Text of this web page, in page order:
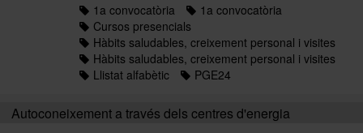
1a convocatòria
1a convocatòria
Cursos presencials
Hàbits saludables, creixement personal i visites
Hàbits saludables, creixement personal i visites
Llistat alfabètic
PGE24
Autoconeixement a través dels centres d'energia